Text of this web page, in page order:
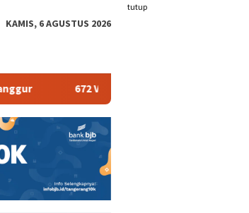
tutup
KAMIS, 6 AGUSTUS 2026
672 Vape Store Terancam Tutup